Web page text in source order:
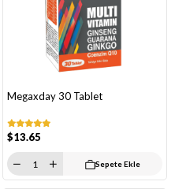
Megaxday 30 Tablet
$13.65
Sepete Ekle